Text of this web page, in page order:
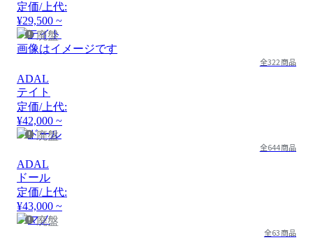
定価/上代:
¥29,500 ~
廃盤
画像はイメージです
全322商品
ADAL
テイト
定価/上代:
¥42,000 ~
廃盤
全644商品
ADAL
ドール
定価/上代:
¥43,000 ~
廃盤
全63商品